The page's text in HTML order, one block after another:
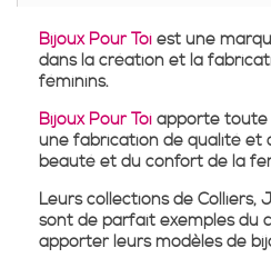
Bijoux Pour Toi est une
dans la création et la
féminins.
Bijoux Pour Toi apporte toute
une fabrication de qualité et
beauté et du confort de la
Leurs collections de Colliers,
sont de parfait exemples du
apporter leurs modèles de